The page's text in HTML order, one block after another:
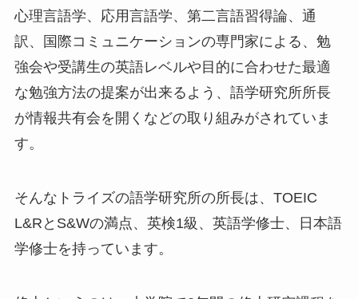
心理言語学、応用言語学、第二言語習得論、通
訳、国際コミュニケーションの専門家による、勉
強会や受講生の英語レベルや目的に合わせた最適
な勉強方法の提案が出来るよう、語学研究所所長
が情報共有会を開くなどの取り組みがされていま
す。
そんな トライズの語学研究所の所長は、TOEIC
L&RとS&Wの満点、英検1級、英語学修士、日本語
学修士を持っています。